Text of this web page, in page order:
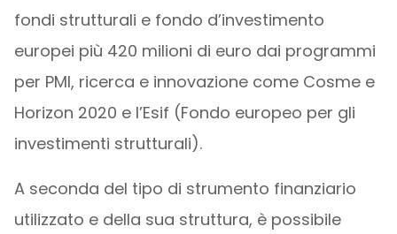
fondi strutturali e fondo d’investimento
europei più 420 milioni di euro dai programmi
per PMI, ricerca e innovazione come Cosme e
Horizon 2020 e l’Esif (Fondo europeo per gli
investimenti strutturali).
A seconda del tipo di strumento finanziario
utilizzato e della sua struttura, è possibile